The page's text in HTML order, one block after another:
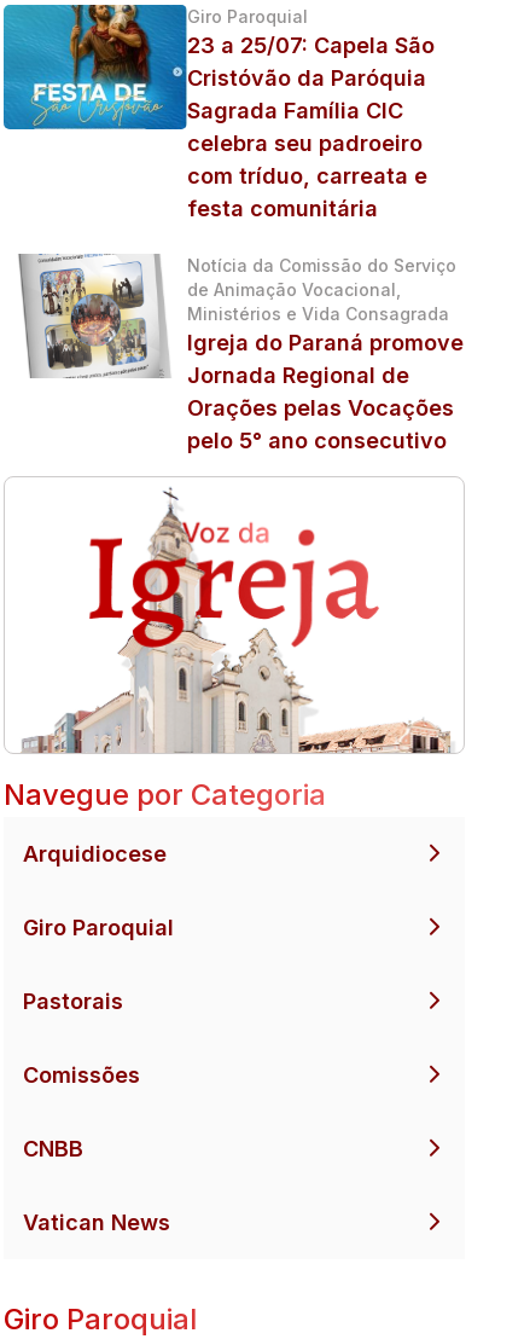
Giro Paroquial
23 a 25/07: Capela São
Cristóvão da Paróquia
Sagrada Família CIC
celebra seu padroeiro
com tríduo, carreata e
festa comunitária
Notícia da Comissão do Serviço
de Animação Vocacional,
Ministérios e Vida Consagrada
Igreja do Paraná promove
Jornada Regional de
Orações pelas Vocações
pelo 5° ano consecutivo
Navegue por Categoria
Arquidiocese
Giro Paroquial
Pastorais
Comissões
CNBB
Vatican News
Giro Paroquial